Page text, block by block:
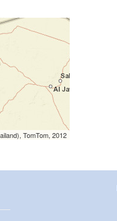
TomTom, 2012